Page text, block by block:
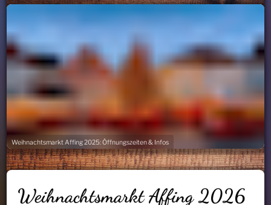
Weihnachtsmarkt Affing 2025: Öffnungszeiten & Infos
Weihnachtsmarkt Affing 2026